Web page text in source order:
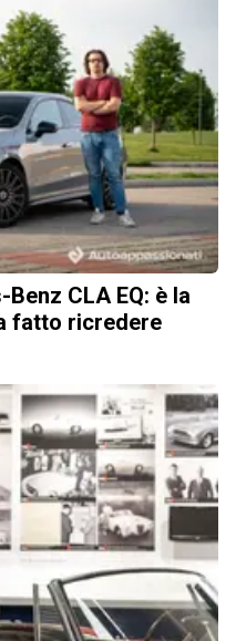
CLA EQ: è la
fatto ricredere